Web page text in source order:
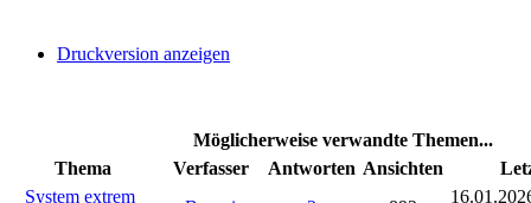
Druckversion anzeigen
Möglicherweise verwandte Themen...
Thema
Verfasser Antworten Ansichten
System extrem